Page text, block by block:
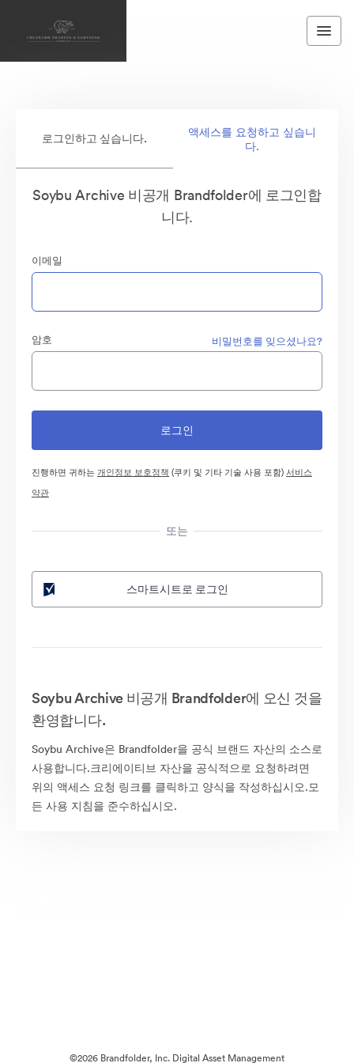
로그인하고 싶습니다.
액세스를 요청하고 싶습니
다.
Soybu Archive 비공개 Brandfolder에 로그인합
니다.
이메일
암호 비밀번호를 잊으셨나요?
진행하면 귀하는개인정보 보호정책 (쿠키 및 기타 기술 사용 포함)서비스
약관
또는
스마트시트로 로그인
Soybu Archive 비공개 Brandfolder에 오신 것을
환영합니다.
Soybu Archive은 Brandfolder을 공식 브랜드 자산의 소스로
사용합니다.크리에이티브 자산을 공식적으로 요청하려면
위의 액세스 요청 링크를 클릭하고 양식을 작성하십시오.모
든 사용 지침을 준수하십시오.
©2026 Brandfolder, Inc. Digital Asset Management